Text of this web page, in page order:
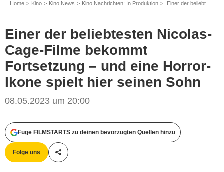
Home Kino Kino News Kino Nachrichten: In Produktion Einer der beliebtesten Nicolas-Cage-Filme bekommt Fortsetzung – und eine Horror-Ikone spielt hier seinen Sohn
Einer der beliebtesten Nicolas-
Cage-Filme bekommt
Fortsetzung – und eine Horror-
Ikone spielt hier seinen Sohn
08.05.2023 um 20:00
Füge FILMSTARTS zu deinen bevorzugten Quellen hinzu
Folge uns
Teile diesen Artikel